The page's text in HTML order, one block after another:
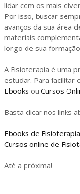
lidar com os mais
Por isso, buscar
avanços da sua área
materiais
longo de sua
A Fisioterapia é uma
estudar. Para facilitar
Ebooks ou Cursos
Basta clicar nos links
Ebooks de Fisioterapia
Cursos online de
Até a próxima!